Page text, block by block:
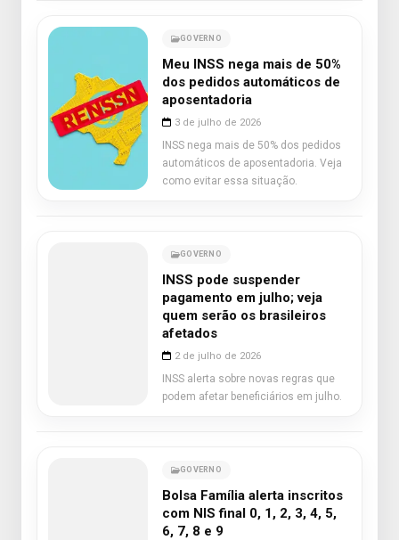
GOVERNO
Meu INSS nega mais de 50%
dos pedidos automáticos de
aposentadoria
3 de julho de 2026
INSS nega mais de 50% dos pedidos
automáticos de aposentadoria. Veja
como evitar essa situação.
GOVERNO
INSS pode suspender
pagamento em julho; veja
quem serão os brasileiros
afetados
2 de julho de 2026
INSS alerta sobre novas regras que
podem afetar beneficiários em julho.
GOVERNO
Bolsa Família alerta inscritos
com NIS final 0, 1, 2, 3, 4, 5,
6, 7, 8 e 9